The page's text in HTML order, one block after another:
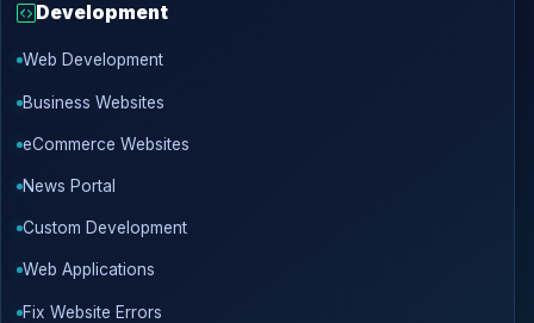
Development
Web Development
Business Websites
eCommerce Websites
News Portal
Custom Development
Web Applications
Fix Website Errors